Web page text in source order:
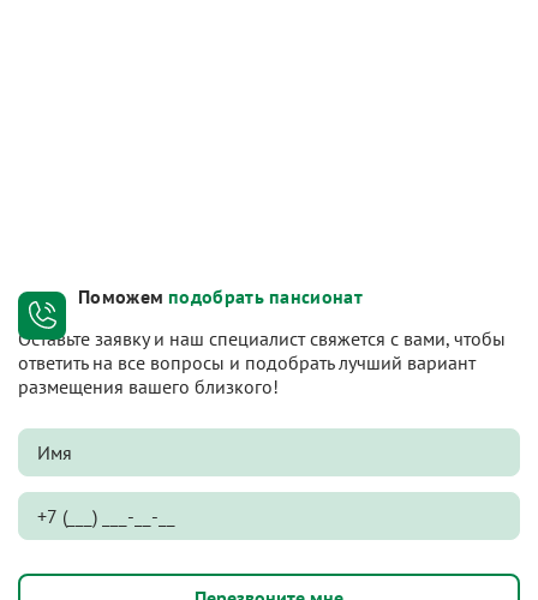
Поможем подобрать пансионат
Оставьте заявку и наш специалист свяжется с вами, чтобы
ответить на все вопросы и подобрать лучший вариант
размещения вашего близкого!